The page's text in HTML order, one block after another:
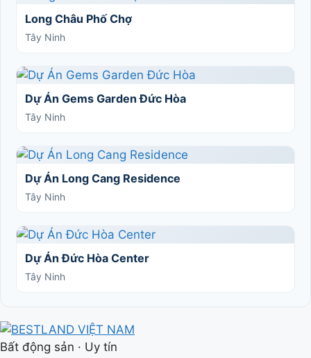
Long Châu Phố Chợ
Tây Ninh
Dự Án Gems Garden Đức Hòa
Tây Ninh
Dự Án Long Cang Residence
Tây Ninh
Dự Án Đức Hòa Center
Tây Ninh
Bất động sản · Uy tín